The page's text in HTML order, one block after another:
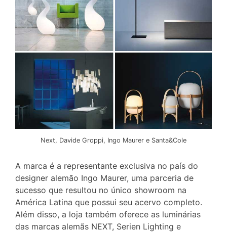
Next, Davide Groppi, Ingo Maurer e Santa&Cole
A marca é a representante exclusiva no país do
designer alemão Ingo Maurer, uma parceria de
sucesso que resultou no único showroom na
América Latina que possui seu acervo completo.
Além disso, a loja também oferece as luminárias
das marcas alemãs NEXT, Serien Lighting e